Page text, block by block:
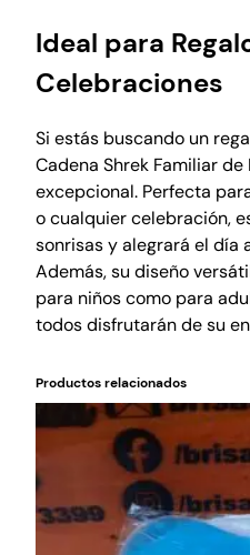
Ideal para
Celebraciones
Si estás buscando un
Cadena Shrek Familiar
excepcional. Perfecta
o cualquier celebración,
sonrisas y alegrará el día
Además, su diseño
para niños como para
todos disfrutarán de su
Productos relacionados